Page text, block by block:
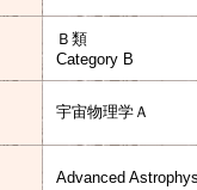
Ｂ類
Category B
宇宙物理学Ａ
Advanced